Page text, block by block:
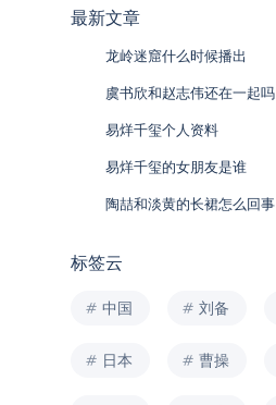
最新文章
龙岭迷窟什么时候播出
虞书欣和赵志伟还在一起吗
易烊千玺个人资料
易烊千玺的女朋友是谁
陶喆和淡黄的长裙怎么回事
标签云
中国 刘备
日本 曹操